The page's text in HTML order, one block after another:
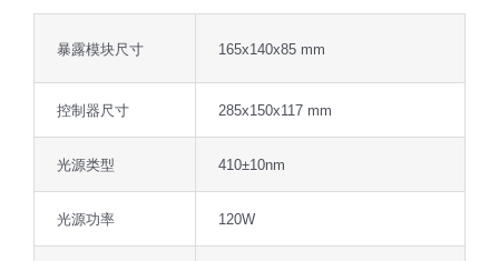
暴露模块尺寸 165x140x85 mm
控制器尺寸 285x150x117 mm
光源类型 410±10nm
光源功率 120W